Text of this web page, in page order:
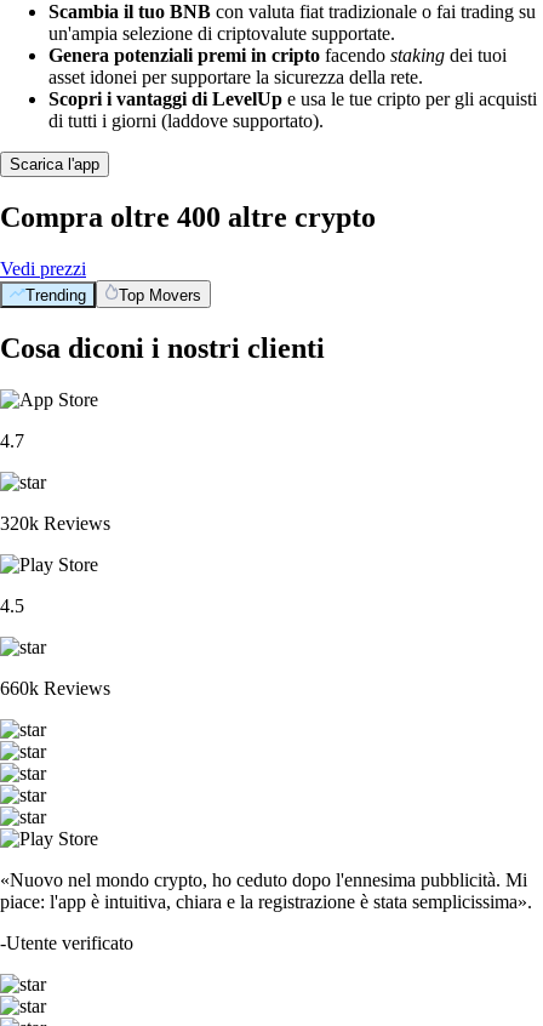
Scambia il tuo BNB con valuta fiat tradizionale o fai trading su
un'ampia selezione di criptovalute supportate.
Genera potenziali premi in cripto facendo staking dei tuoi
asset idonei per supportare la sicurezza della rete.
Scopri i vantaggi di LevelUp e usa le tue cripto per gli acquisti
di tutti i giorni (laddove supportato).
Scarica l'app
Compra oltre 400 altre crypto
Vedi prezzi
Trending Top Movers
Cosa diconi i nostri clienti
4.7
320k Reviews
4.5
660k Reviews
«Nuovo nel mondo crypto, ho ceduto dopo l'ennesima pubblicità. Mi
piace: l'app è intuitiva, chiara e la registrazione è stata semplicissima».
-Utente verificato